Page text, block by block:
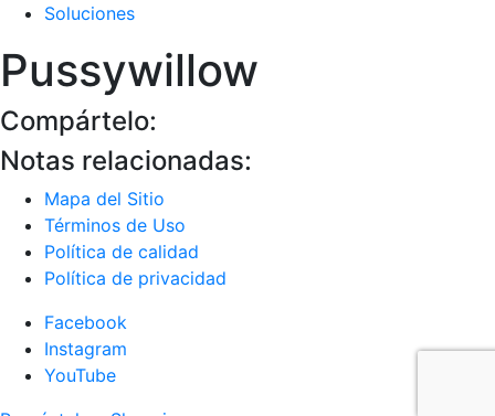
Soluciones
Pussywillow
Compártelo:
Notas relacionadas:
Mapa del Sitio
Términos de Uso
Política de calidad
Política de privacidad
Facebook
Instagram
YouTube